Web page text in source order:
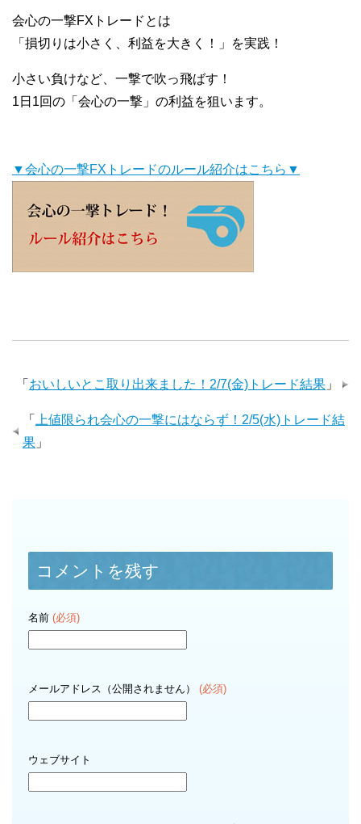
会心の一撃FXトレードとは
「損切りは小さく、利益を大きく！」を実践！
小さい負けなど、一撃で吹っ飛ばす！
1日1回の「会心の一撃」の利益を狙います。
▼会心の一撃FXトレードのルール紹介はこちら▼
「 おいしいとこ取り出来ました！2/7(金)トレード結果 」
「
上値限られ会心の一撃にはならず！2/5(水)トレード結
果 」
コメントを残す
名前 (必須)
メールアドレス（公開されません） (必須)
ウェブサイト